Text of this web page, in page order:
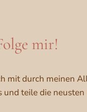
mir!
mit durch meinen
teile die